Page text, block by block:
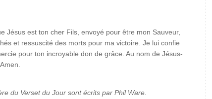
Jésus est ton cher Fils, envoyé pour être mon Sauveur,
et ressuscité des morts pour ma victoire. Je lui confie
pour ton incroyable don de grâce. Au nom de Jésus-
du Verset du Jour sont écrits par Phil Ware.